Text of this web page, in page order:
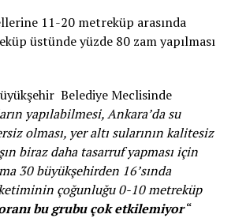
11-20 metreküp arasında
üstünde yüzde 80 zam yapılması
Belediye Meclisinde
yapılabilmesi, Ankara’da su
olması, yer altı sularının kalitesiz
biraz daha tasarruf yapması için
30 büyükşehirden 16’sında
çoğunluğu 0-10 metreküp
bu grubu çok etkilemiyor“